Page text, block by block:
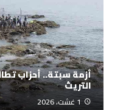
أزمة سبتة.. أحزاب
التريث
1 غشت، 2026